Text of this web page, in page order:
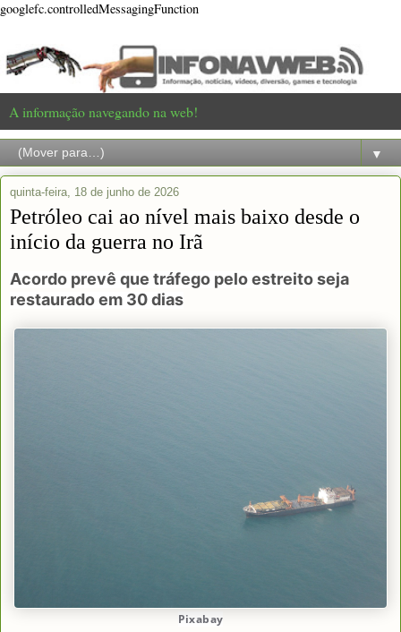
googlefc.controlledMessagingFunction
A informação navegando na web!
▼
quinta-feira, 18 de junho de 2026
Petróleo cai ao nível mais baixo desde o
início da guerra no Irã
Acordo prevê que tráfego pelo estreito seja
restaurado em 30 dias
Pixabay